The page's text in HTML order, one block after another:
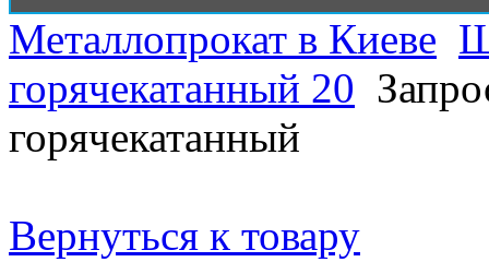
Металлопрокат в Киеве
горячекатанный 20
горячекатанный
Вернуться к товару